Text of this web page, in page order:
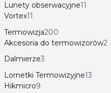
Lunety obserwacyjne11
Vortex11
Termowizja200
Akcesoria do termowizorów2
Dalmierze3
Lornetki Termowizyjne13
Hikmicro9